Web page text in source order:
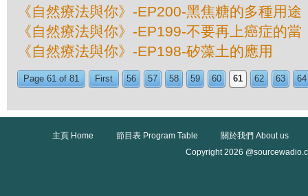
《自然療法與你》-EP200-黑焦糖的多種用途
《自然療法與你》-EP199-不要再上癌症的當
《自然療法與你》-EP198-矽藻土的應用
Page 61 of 81 First 56 57 58 59 60 61 62 63 64
主頁 Home 節目表 Program Table
關於我們 About us
Copyright 2026